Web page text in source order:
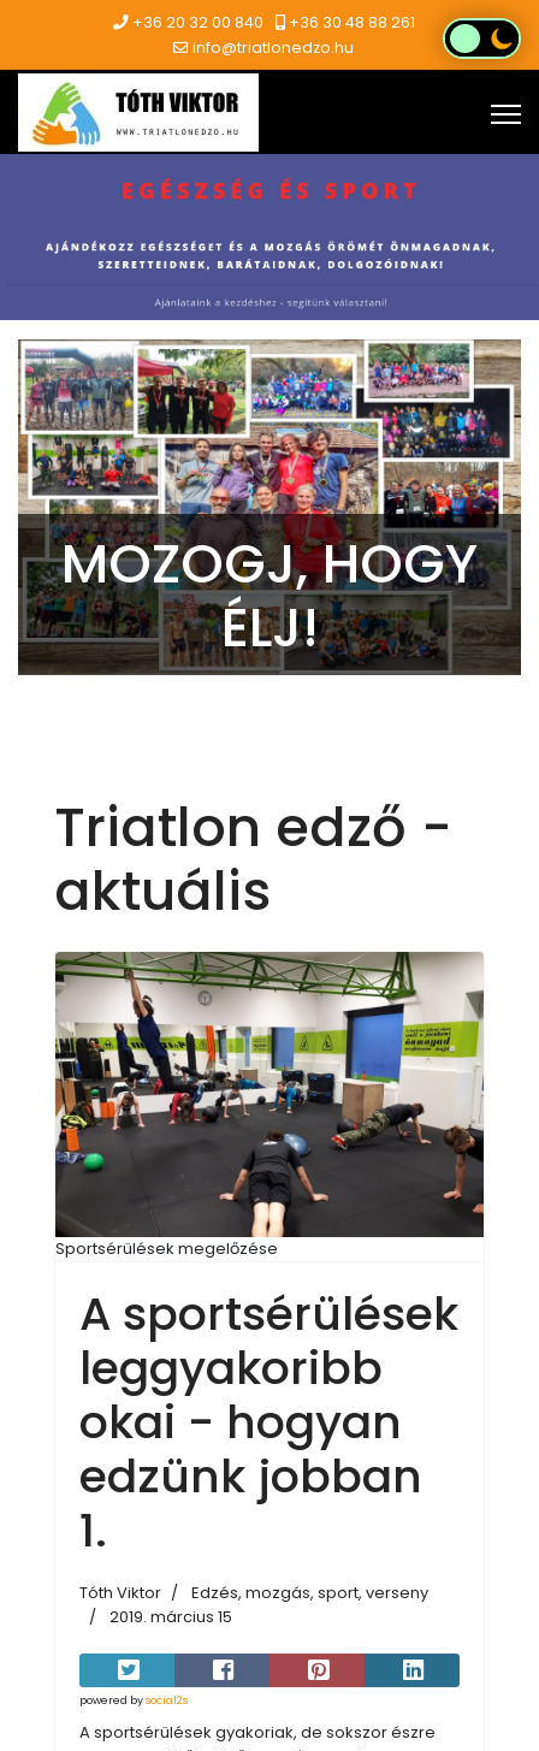
+36 20 32 00 840
+36 30 48 88 261
info@triatlonedzo.hu
MOZOGJ, HOGY
ÉLJ!
Triatlon edző -
aktuális
Sportsérülések megelőzése
A sportsérülések
leggyakoribb
okai - hogyan
edzünk jobban
1.
Tóth Viktor
Edzés, mozgás, sport, verseny
2019. március 15
powered bysocial2s
A sportsérülések gyakoriak, de sokszor észre